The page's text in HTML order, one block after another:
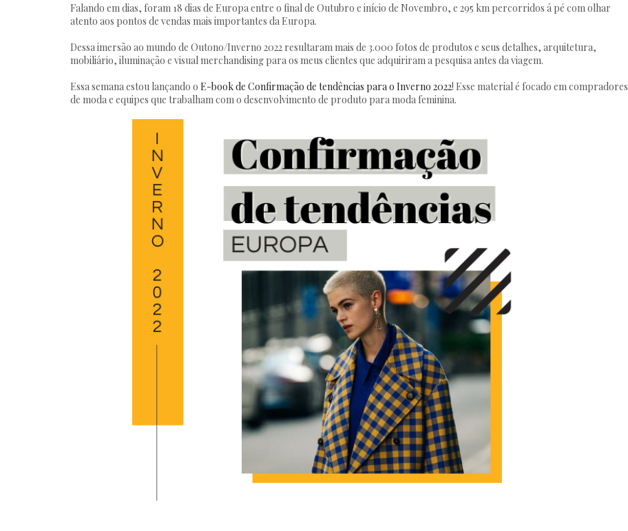
Falando em dias, foram 18 dias de Europa entre o final de Outubro e início de Novembro, e 295 km percorridos á pé com olhar
atento aos pontos de vendas mais importantes da Europa.
Dessa imersão ao mundo de Outono/Inverno 2022 resultaram mais de 3.000 fotos de produtos e seus detalhes, arquitetura,
mobiliário, iluminação e visual merchandising para os meus clientes que adquiriram a pesquisa antes da viagem.
Essa semana estou lançando o E-book de Confirmação de tendências para o Inverno 2022! Esse material é focado em compradores
de moda e equipes que trabalham com o desenvolvimento de produto para moda feminina.